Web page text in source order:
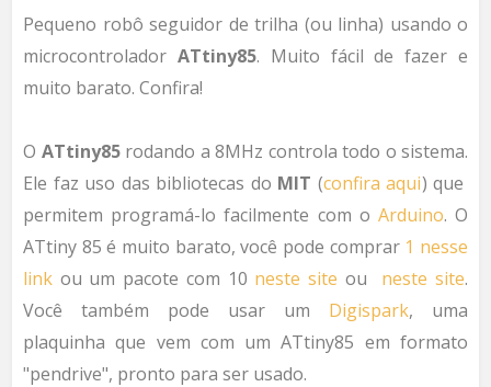
Pequeno robô seguidor de trilha (ou linha) usando o
microcontrolador ATtiny85. Muito fácil de fazer e
muito barato. Confira!
O ATtiny85 rodando a 8MHz controla todo o sistema.
Ele faz uso das bibliotecas do MIT (confira aqui)que
permitem programá-lo facilmente com o Arduino.O
ATtiny 85 é muito barato, você pode comprar 1 nesse
link ou um pacote com 10 neste site ou neste site.
Você também pode usar um Digispark, uma
plaquinha que vem com um ATtiny85 em formato
"pendrive", pronto para ser usado.